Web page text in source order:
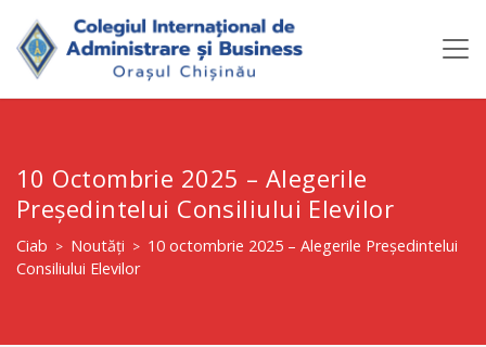
10 Octombrie 2025 – Alegerile
Președintelui Consiliului Elevilor
Ciab > Noutăți > 10 octombrie 2025 – Alegerile Președintelui
Consiliului Elevilor